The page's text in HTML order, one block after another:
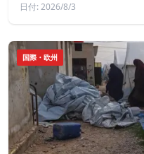
日付: 2026/8/3
国際・欧州